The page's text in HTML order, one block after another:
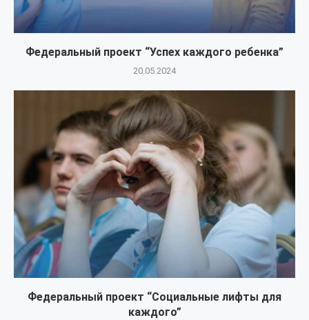
Федеральный проект “Успех каждого ребенка”
20.05.2024
Федеральный проект “Социальные лифты для
каждого”